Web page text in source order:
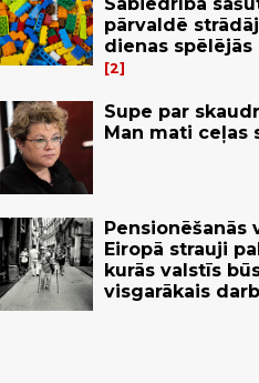
pārvaldē
dienas spēlējās
2
Supe par
Man mati ceļas
Pensionēšanās
Eiropā strauji
kurās valstīs
visgarākais